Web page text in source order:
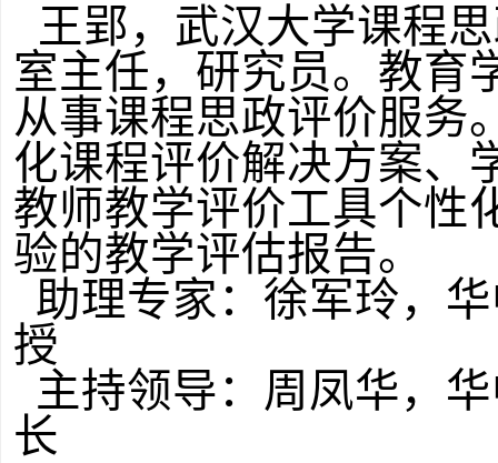
王郢，武汉大学课程
室主任，研究员。教育
从事课程思政评价服务
化课程评价解决方案、
教师教学评价工具个性
验的教学评估报告。
助理专家：徐军玲，
授
主持领导：周凤华，
长